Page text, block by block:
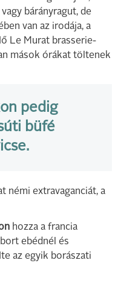
bárányragut, de
van az irodája, a
Le Murat brasserie-
mások órákat töltenek
pedig
büfé
némi extravaganciát, a
hozza a francia
ebédnél és
az egyik borászati